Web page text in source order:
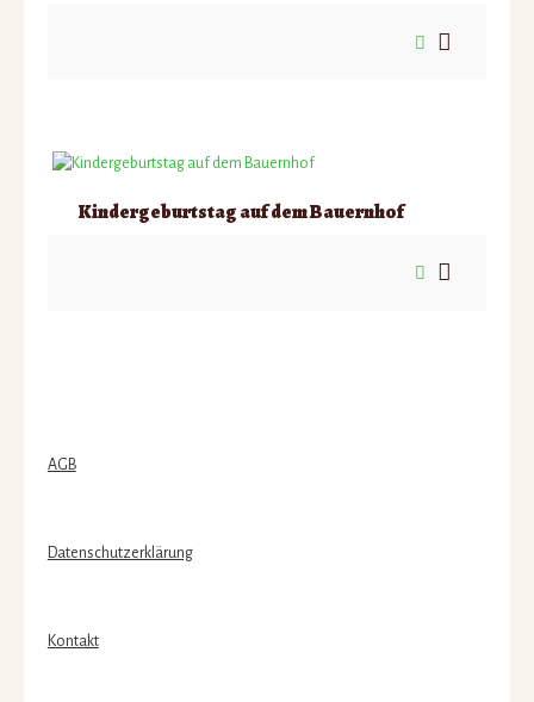
Kindergeburtstag auf dem Bauernhof
AGB
Datenschutzerklärung
Kontakt